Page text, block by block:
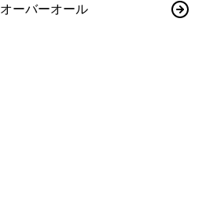
オーバーオール